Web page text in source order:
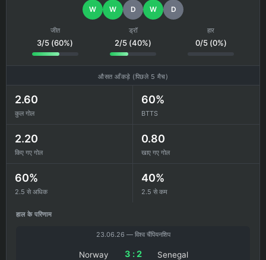
W W D W D
जीत
3/5 (60%)
ड्रॉ
2/5 (40%)
हार
0/5 (0%)
औसत आँकड़े (पिछले 5 मैच)
2.60
कुल गोल
60%
BTTS
2.20
किए गए गोल
0.80
खाए गए गोल
60%
2.5 से अधिक
40%
2.5 से कम
हाल के परिणाम
23.06.26 — विश्व चैंपियनशिप
Norway 3 : 2 Senegal